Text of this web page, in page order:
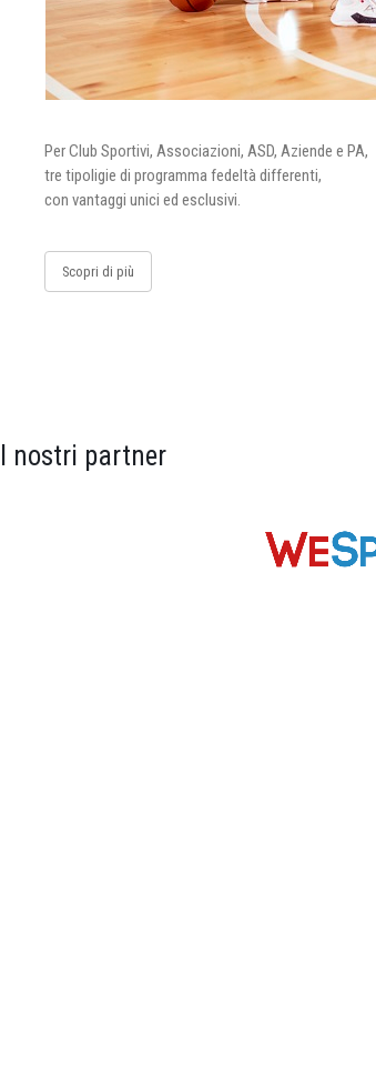
Per Club Sportivi, Associazioni, ASD, Aziende e PA,
tre tipoligie di programma fedeltà differenti,
con vantaggi unici ed esclusivi.
Scopri di più
I nostri partner